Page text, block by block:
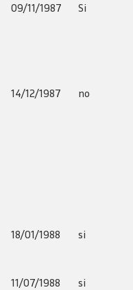
09/11/1987 Si
14/12/1987 no
18/01/1988 si
11/07/1988 si